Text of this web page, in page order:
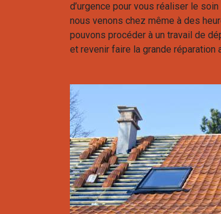
d’urgence pour vous réaliser le
nous venons chez même à des
pouvons procéder à un travail de
et revenir faire la grande réparation